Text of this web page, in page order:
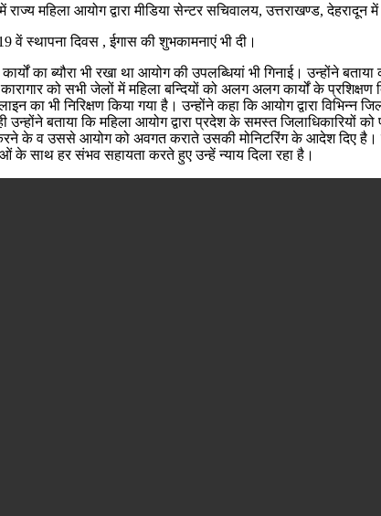
महिला आयोग द्वारा मीडिया सेन्टर सचिवालय, उत्तराखण्ड,
स्थापना दिवस , ईगास की शुभकामनाएं भी दी।
का ब्यौरा भी रखा था आयोग की उपलब्धियां भी गिनाई। उन्होंने
को सभी जेलों में महिला बन्दियों को अलग अलग कार्यों के प्रशिक्षण
का भी निरिक्षण किया गया है। उन्होंने कहा कि आयोग द्वारा विभिन्न
बताया कि महिला आयोग द्वारा प्रदेश के समस्त जिलाधिकारियों
के व उससे आयोग को अवगत कराते उसकी मोनिटरिंग के आदेश दिए
के साथ हर संभव सहायता करते हुए उन्हें न्याय दिला रहा है।